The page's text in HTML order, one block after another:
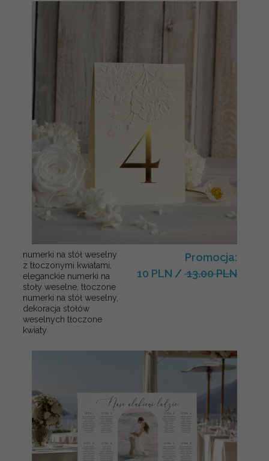
numerki na stół weselny
z tłoczonymi kwiatami,
eleganckie numerki na
stoły weselne, tłoczone
numerki na stół weselny,
dekoracja stołów
weselnych tłoczone
kwiaty
Promocja:
10 PLN / 13.00 PLN